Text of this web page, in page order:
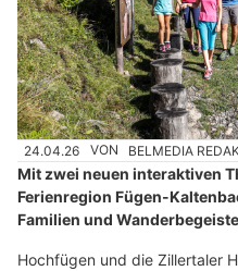
24.04.26 VON BELMEDIA
Mit zwei neuen interaktiven
Ferienregion Fügen-
Familien und
Hochfügen und die Zillertaler